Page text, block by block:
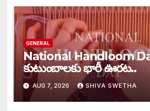
GENERAL
National Handloom
కుటుంబాలకు భారీ ఊరట..
AUG 7, 2026 SHIVA SWETHA